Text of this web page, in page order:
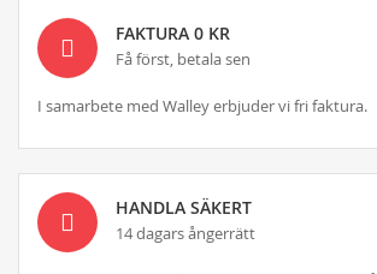
FAKTURA 0 KR
Få först, betala sen
I samarbete med Walley erbjuder vi fri faktura.
HANDLA SÄKERT
14 dagars ångerrätt